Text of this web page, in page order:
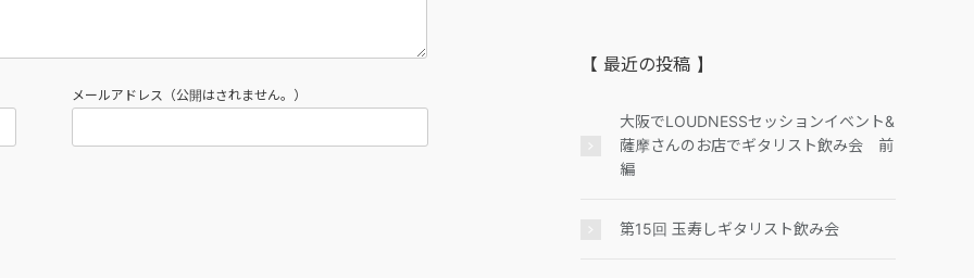
メールアドレス（公開はされません。）
【 最近の投稿 】
大阪でLOUDNESSセッションイベント&
薩摩さんのお店でギタリスト飲み会 前
編
第15回 玉寿しギタリスト飲み会